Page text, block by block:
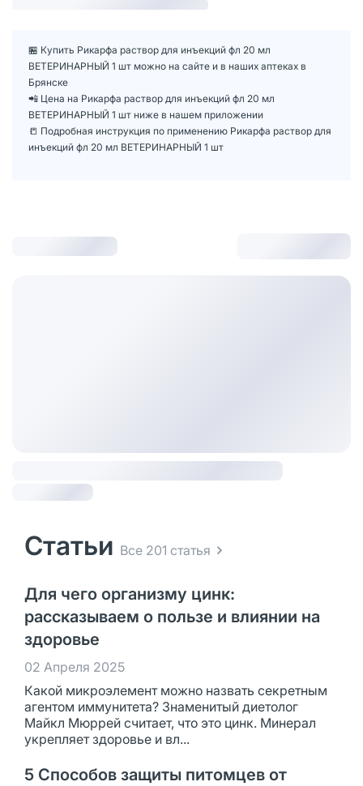
🏪 Купить Рикарфа раствор для инъекций фл 20 мл
ВЕТЕРИНАРНЫЙ 1 шт можно на сайте и в наших аптеках в
Брянске
📲 Цена на Рикарфа раствор для инъекций фл 20 мл
ВЕТЕРИНАРНЫЙ 1 шт ниже в нашем приложении
📒 Подробная инструкция по применению Рикарфа раствор для
инъекций фл 20 мл ВЕТЕРИНАРНЫЙ 1 шт
Статьи Все 201 статья
Для чего организму цинк:
рассказываем о пользе и влиянии на
здоровье
02 Апреля 2025
Какой микроэлемент можно назвать секретным
агентом иммунитета? Знаменитый диетолог
Майкл Мюррей считает, что это цинк. Минерал
укрепляет здоровье и вл...
5 Способов защиты питомцев от